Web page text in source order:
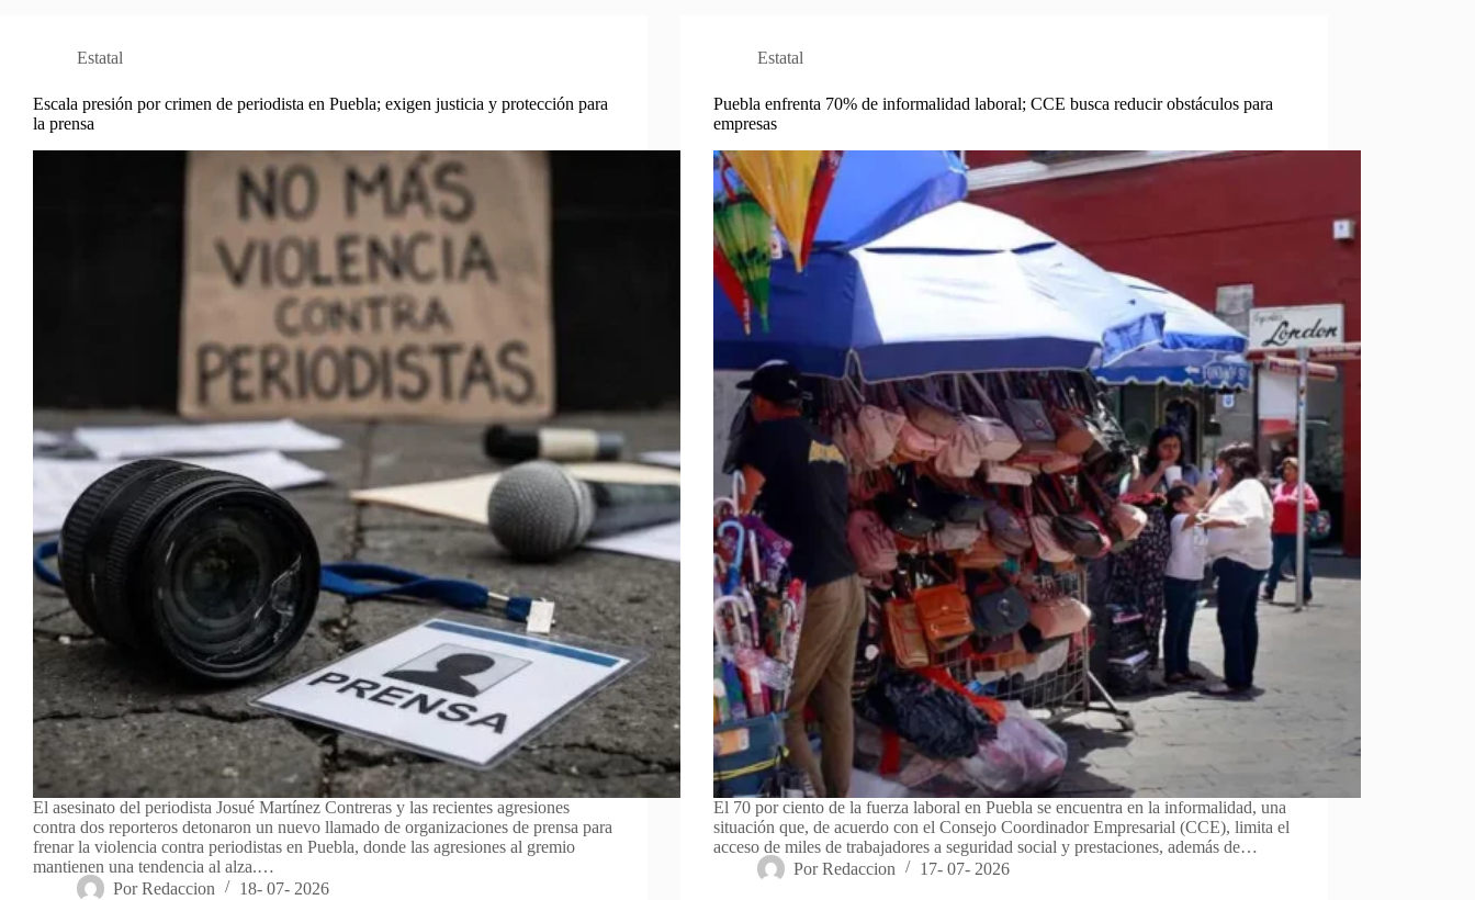
Estatal
Escala presión por crimen de periodista en Puebla; exigen justicia y protección para
la prensa
El asesinato del periodista Josué Martínez Contreras y las recientes agresiones
contra dos reporteros detonaron un nuevo llamado de organizaciones de prensa para
frenar la violencia contra periodistas en Puebla, donde las agresiones al gremio
mantienen una tendencia al alza.…
Por Redaccion 18- 07- 2026
Estatal
Puebla enfrenta 70% de informalidad laboral; CCE busca reducir obstáculos para
empresas
El 70 por ciento de la fuerza laboral en Puebla se encuentra en la informalidad, una
situación que, de acuerdo con el Consejo Coordinador Empresarial (CCE), limita el
acceso de miles de trabajadores a seguridad social y prestaciones, además de…
Por Redaccion 17- 07- 2026